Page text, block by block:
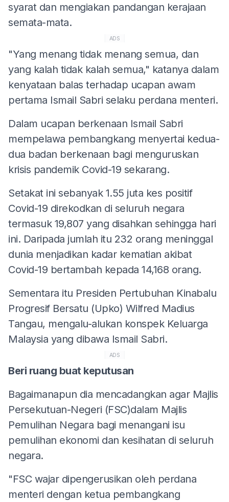
syarat dan mengiakan pandangan kerajaan
semata-mata.
ADS
"Yang menang tidak menang semua, dan
yang kalah tidak kalah semua," katanya dalam
kenyataan balas terhadap ucapan awam
pertama Ismail Sabri selaku perdana menteri.
Dalam ucapan berkenaan Ismail Sabri
mempelawa pembangkang menyertai kedua-
dua badan berkenaan bagi menguruskan
krisis pandemik Covid-19 sekarang.
Setakat ini sebanyak 1.55 juta kes positif
Covid-19 direkodkan di seluruh negara
termasuk 19,807 yang disahkan sehingga hari
ini. Daripada jumlah itu 232 orang meninggal
dunia menjadikan kadar kematian akibat
Covid-19 bertambah kepada 14,168 orang.
Sementara itu Presiden Pertubuhan Kinabalu
Progresif Bersatu (Upko) Wilfred Madius
Tangau, mengalu-alukan konspek Keluarga
Malaysia yang dibawa Ismail Sabri.
ADS
Beri ruang buat keputusan
Bagaimanapun dia mencadangkan agar Majlis
Persekutuan-Negeri (FSC)dalam Majlis
Pemulihan Negara bagi menangani isu
pemulihan ekonomi dan kesihatan di seluruh
negara.
"FSC wajar dipengerusikan oleh perdana
menteri dengan ketua pembangkang